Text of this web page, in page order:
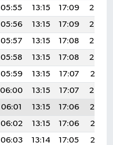
05:55 13:15 17:09
20:26
05:56 13:15 17:09
20:25
05:57 13:15 17:08
20:24
05:58 13:15 17:08
20:23
05:59 13:15 17:07
20:21
06:00 13:15 17:07
20:20
06:01 13:15 17:06
20:19
06:02 13:15 17:06
20:18
06:03 13:14 17:05
20:16